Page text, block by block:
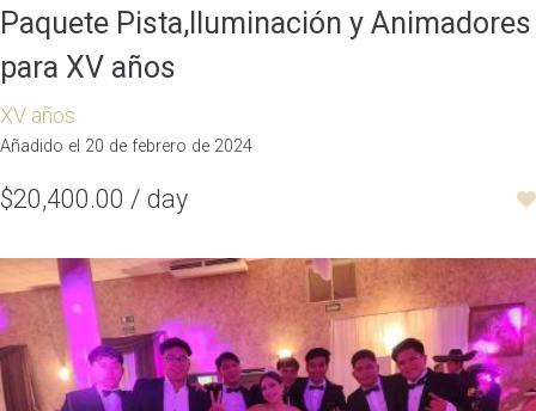
Paquete Pista,Iluminación y Animadores
para XV años
XV años
Añadido el 20 de febrero de 2024
$20,400.00 / day